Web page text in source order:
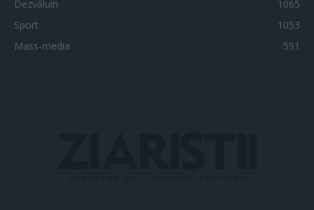
Dezvăluiri
1065
Sport
1053
Mass-media
591